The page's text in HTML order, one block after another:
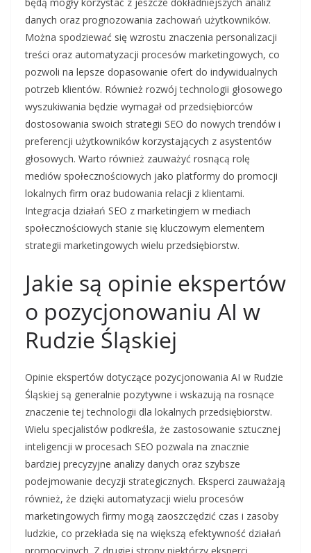
danych oraz prognozowania zachowań użytkowników.
Można spodziewać się wzrostu znaczenia personalizacji
treści oraz automatyzacji procesów marketingowych, co
pozwoli na lepsze dopasowanie ofert do indywidualnych
potrzeb klientów. Również rozwój technologii głosowego
wyszukiwania będzie wymagał od przedsiębiorców
dostosowania swoich strategii SEO do nowych trendów i
preferencji użytkowników korzystających z asystentów
głosowych. Warto również zauważyć rosnącą rolę
mediów społecznościowych jako platformy do promocji
lokalnych firm oraz budowania relacji z klientami.
Integracja działań SEO z marketingiem w mediach
społecznościowych stanie się kluczowym elementem
strategii marketingowych wielu przedsiębiorstw.
Jakie są opinie ekspertów
o pozycjonowaniu AI w
Rudzie Śląskiej
Opinie ekspertów dotyczące pozycjonowania AI w Rudzie
Śląskiej są generalnie pozytywne i wskazują na rosnące
znaczenie tej technologii dla lokalnych przedsiębiorstw.
Wielu specjalistów podkreśla, że zastosowanie sztucznej
inteligencji w procesach SEO pozwala na znacznie
bardziej precyzyjne analizy danych oraz szybsze
podejmowanie decyzji strategicznych. Eksperci zauważają
również, że dzięki automatyzacji wielu procesów
marketingowych firmy mogą zaoszczędzić czas i zasoby
ludzkie, co przekłada się na większą efektywność działań